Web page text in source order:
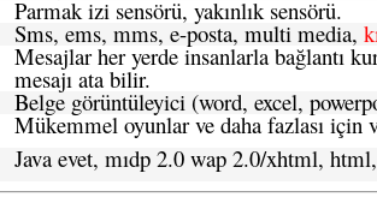
Parmak izi sensörü, yakınlık sensörü.
Sms, ems, mms, e-posta, multi media,
Mesajlar her yerde insanlarla bağlantı
mesajı ata bilir.
Belge görüntüleyici (word, excel,
Mükemmel oyunlar ve daha fazlası için
Java evet, mıdp 2.0 wap 2.0/xhtml,